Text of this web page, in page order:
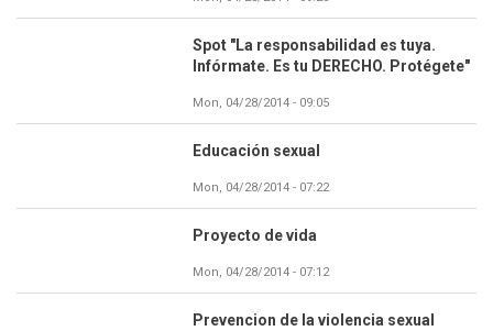
Spot "La responsabilidad es tuya.
Infórmate. Es tu DERECHO. Protégete"
Mon, 04/28/2014 - 09:05
Educación sexual
Mon, 04/28/2014 - 07:22
Proyecto de vida
Mon, 04/28/2014 - 07:12
Prevencion de la violencia sexual